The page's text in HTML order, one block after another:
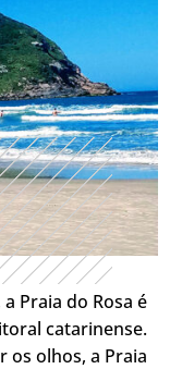
Praia do Rosa é
catarinense.
os olhos, a Praia